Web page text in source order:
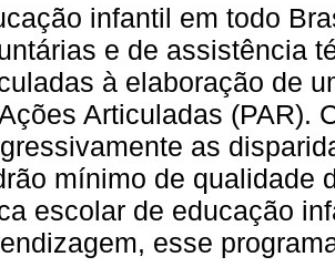
infantil em todo
e de assistência
à elaboração de
Articuladas (PAR).
as
mínimo de qualidade
escolar de educação
esse